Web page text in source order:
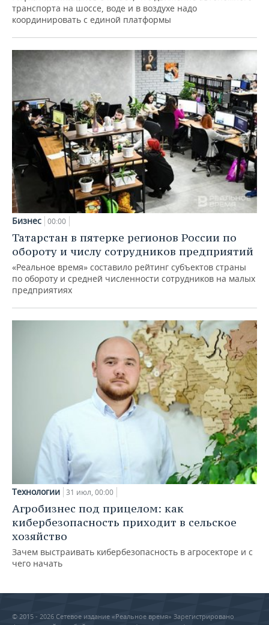
транспорта на шоссе, воде и в воздухе надо
координировать с единой платформы
Бизнес 00:00
Татарстан в пятерке регионов России по
обороту и числу сотрудников предприятий
«Реальное время» составило рейтинг субъектов страны
по обороту и средней численности сотрудников на малых
предприятиях
Технологии 31 июл, 00:00
Агробизнес под прицелом: как
кибербезопасность приходит в сельское
хозяйство
Зачем выстраивать кибербезопасность в агросекторе и с
чего начать
© 2015 - 2026 Сетевое издание «Реальное время» Зарегистрировано